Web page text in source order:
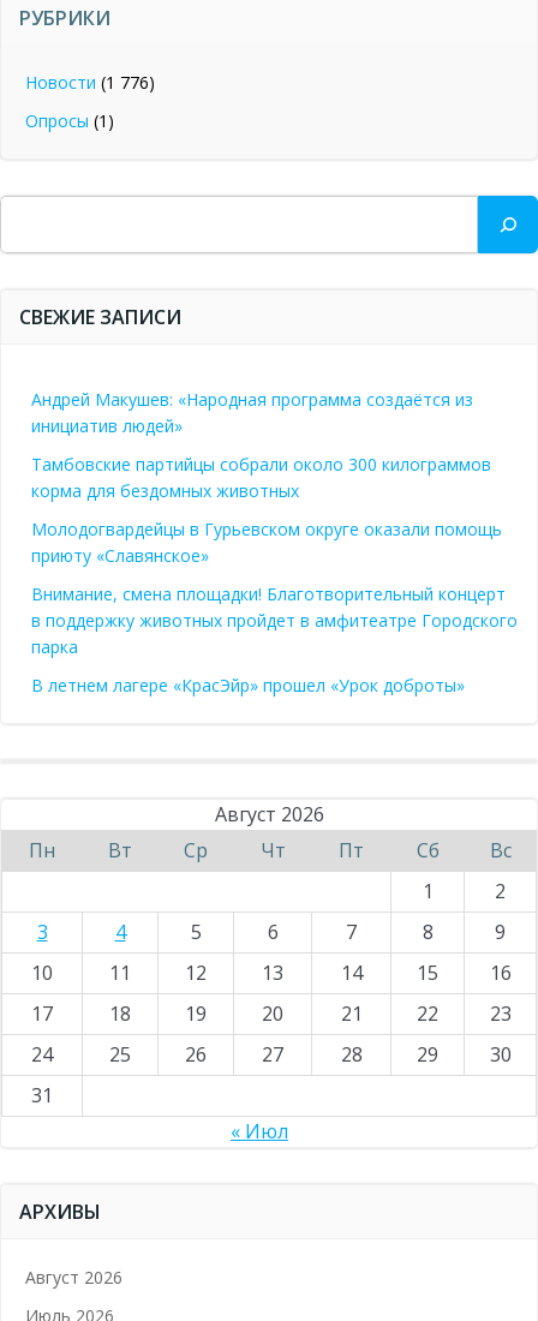
РУБРИКИ
Новости (1 776)
Опросы (1)
Поиск
СВЕЖИЕ ЗАПИСИ
Андрей Макушев: «Народная программа создаётся из
инициатив людей»
Тамбовские партийцы собрали около 300 килограммов
корма для бездомных животных
Молодогвардейцы в Гурьевском округе оказали помощь
приюту «Славянское»
Внимание, смена площадки! Благотворительный концерт
в поддержку животных пройдет в амфитеатре Городского
парка
В летнем лагере «КрасЭйр» прошел «Урок доброты»
Август 2026
Пн
Вт Ср Чт Пт Сб
Вс
1
2
3
4 5 6 7 8
9
10
11 12 13 14 15
16
17
18 19 20 21 22
23
24
25 26 27 28 29
30
31
« Июл
АРХИВЫ
Август 2026
Июль 2026